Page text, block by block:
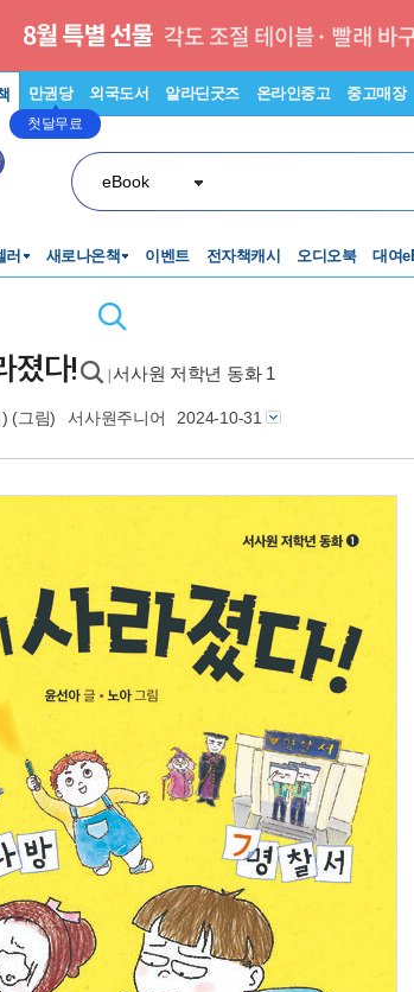
만권당
첫달무료
외국도서 알라딘굿즈 온라인중고 중고매장
eBook
러 새로나온책 이벤트 전자책캐시 오디오북 대여
졌다! |서사원 저학년 동화 1
(그림) 서사원주니어 2024-10-31